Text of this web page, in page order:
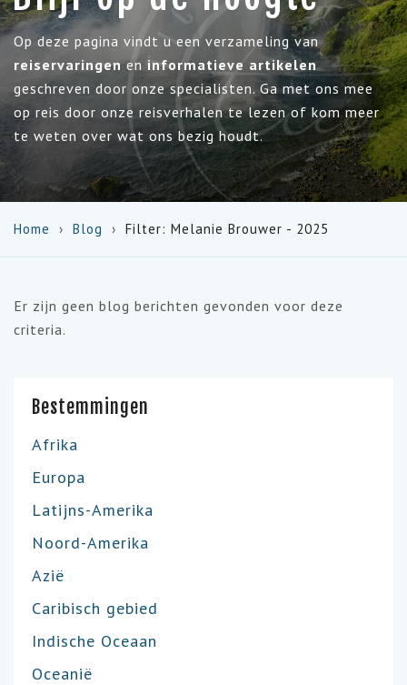
Op deze pagina vindt u een verzameling van
reiservaringenen informatieve artikelen
geschreven door onze specialisten. Ga met ons mee
op reis door onze reisverhalen te lezen of kom meer
te weten over wat ons bezig houdt.
Home Blog Filter: Melanie Brouwer - 2025
Er zijn geen blog berichten gevonden voor deze
criteria.
Bestemmingen
Afrika
Europa
Latijns-Amerika
Noord-Amerika
Azië
Caribisch gebied
Indische Oceaan
Oceanië